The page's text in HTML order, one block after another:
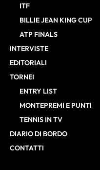
ITF
BILLIE JEAN KING CUP
ATP FINALS
INTERVISTE
EDITORIALI
TORNEI
ENTRY LIST
MONTEPREMI E PUNTI
TENNIS IN TV
DIARIO DI BORDO
CONTATTI